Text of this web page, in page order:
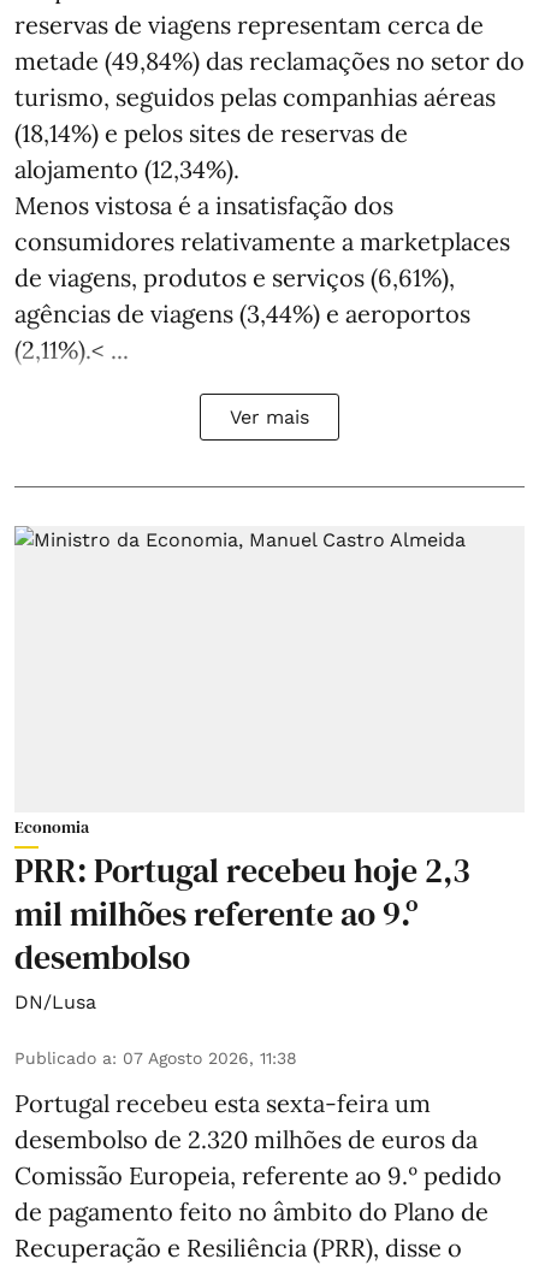
reservas de viagens representam cerca de
metade (49,84%) das reclamações no setor do
turismo, seguidos pelas companhias aéreas
(18,14%) e pelos sites de reservas de
alojamento (12,34%).
Menos vistosa é a insatisfação dos
consumidores relativamente a marketplaces
de viagens, produtos e serviços (6,61%),
agências de viagens (3,44%) e aeroportos
(2,11%).< ...
Ver mais
Economia
PRR: Portugal recebeu hoje 2,3
mil milhões referente ao 9.º
desembolso
DN/Lusa
Publicado a: 07 Agosto 2026, 11:38
Portugal recebeu esta sexta-feira um
desembolso de 2.320 milhões de euros da
Comissão Europeia, referente ao 9.º pedido
de pagamento feito no âmbito do Plano de
Recuperação e Resiliência (PRR), disse o